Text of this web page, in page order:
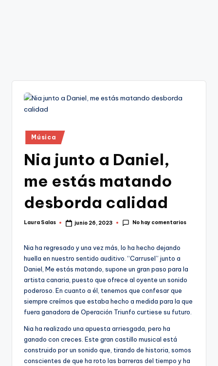
Publicado
en
Música
Nia junto a Daniel,
me estás matando
desborda calidad
Publicado
Laura Salas junio 26, 2023 No hay comentarios
Nia ha regresado y una vez más, lo ha hecho dejando
huella en nuestro sentido auditivo. “Carrusel” junto a
Daniel, Me estás matando, supone un gran paso para la
artista canaria, puesto que ofrece al oyente un sonido
poderoso. En cuanto a él, tenemos que confesar que
siempre creímos que estaba hecho a medida para la que
fuera ganadora de Operación Triunfo curtiese su futuro.
Nia ha realizado una apuesta arriesgada, pero ha
ganado con creces. Este gran castillo musical está
construido por un sonido que, tirando de historia, somos
conscientes de que ha roto las barreras del tiempo y ha